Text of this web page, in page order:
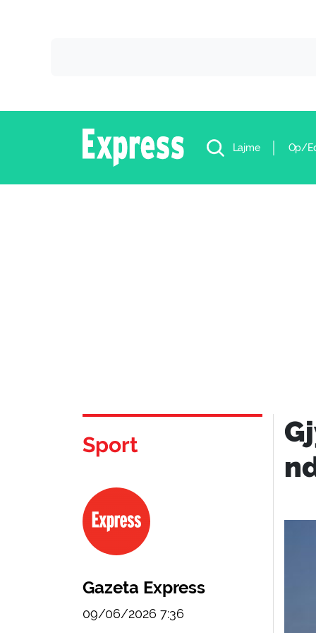
Lajme Op/
Sport
Gazeta Express
09/06/2026 7:36